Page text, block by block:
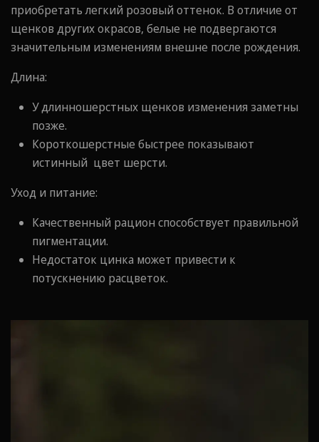
приобретать легкий розовый оттенок. В отличие от
щенков других окрасов, белые не подвергаются
значительным изменениям внешне после рождения.
Длина:
У длинношерстных щенков изменения заметны
позже.
Короткошерстные быстрее показывают
истинный цвет шерсти.
Уход и питание:
Качественный рацион способствует правильной
пигментации.
Недостаток цинка может привести к
потускнению расцветок.